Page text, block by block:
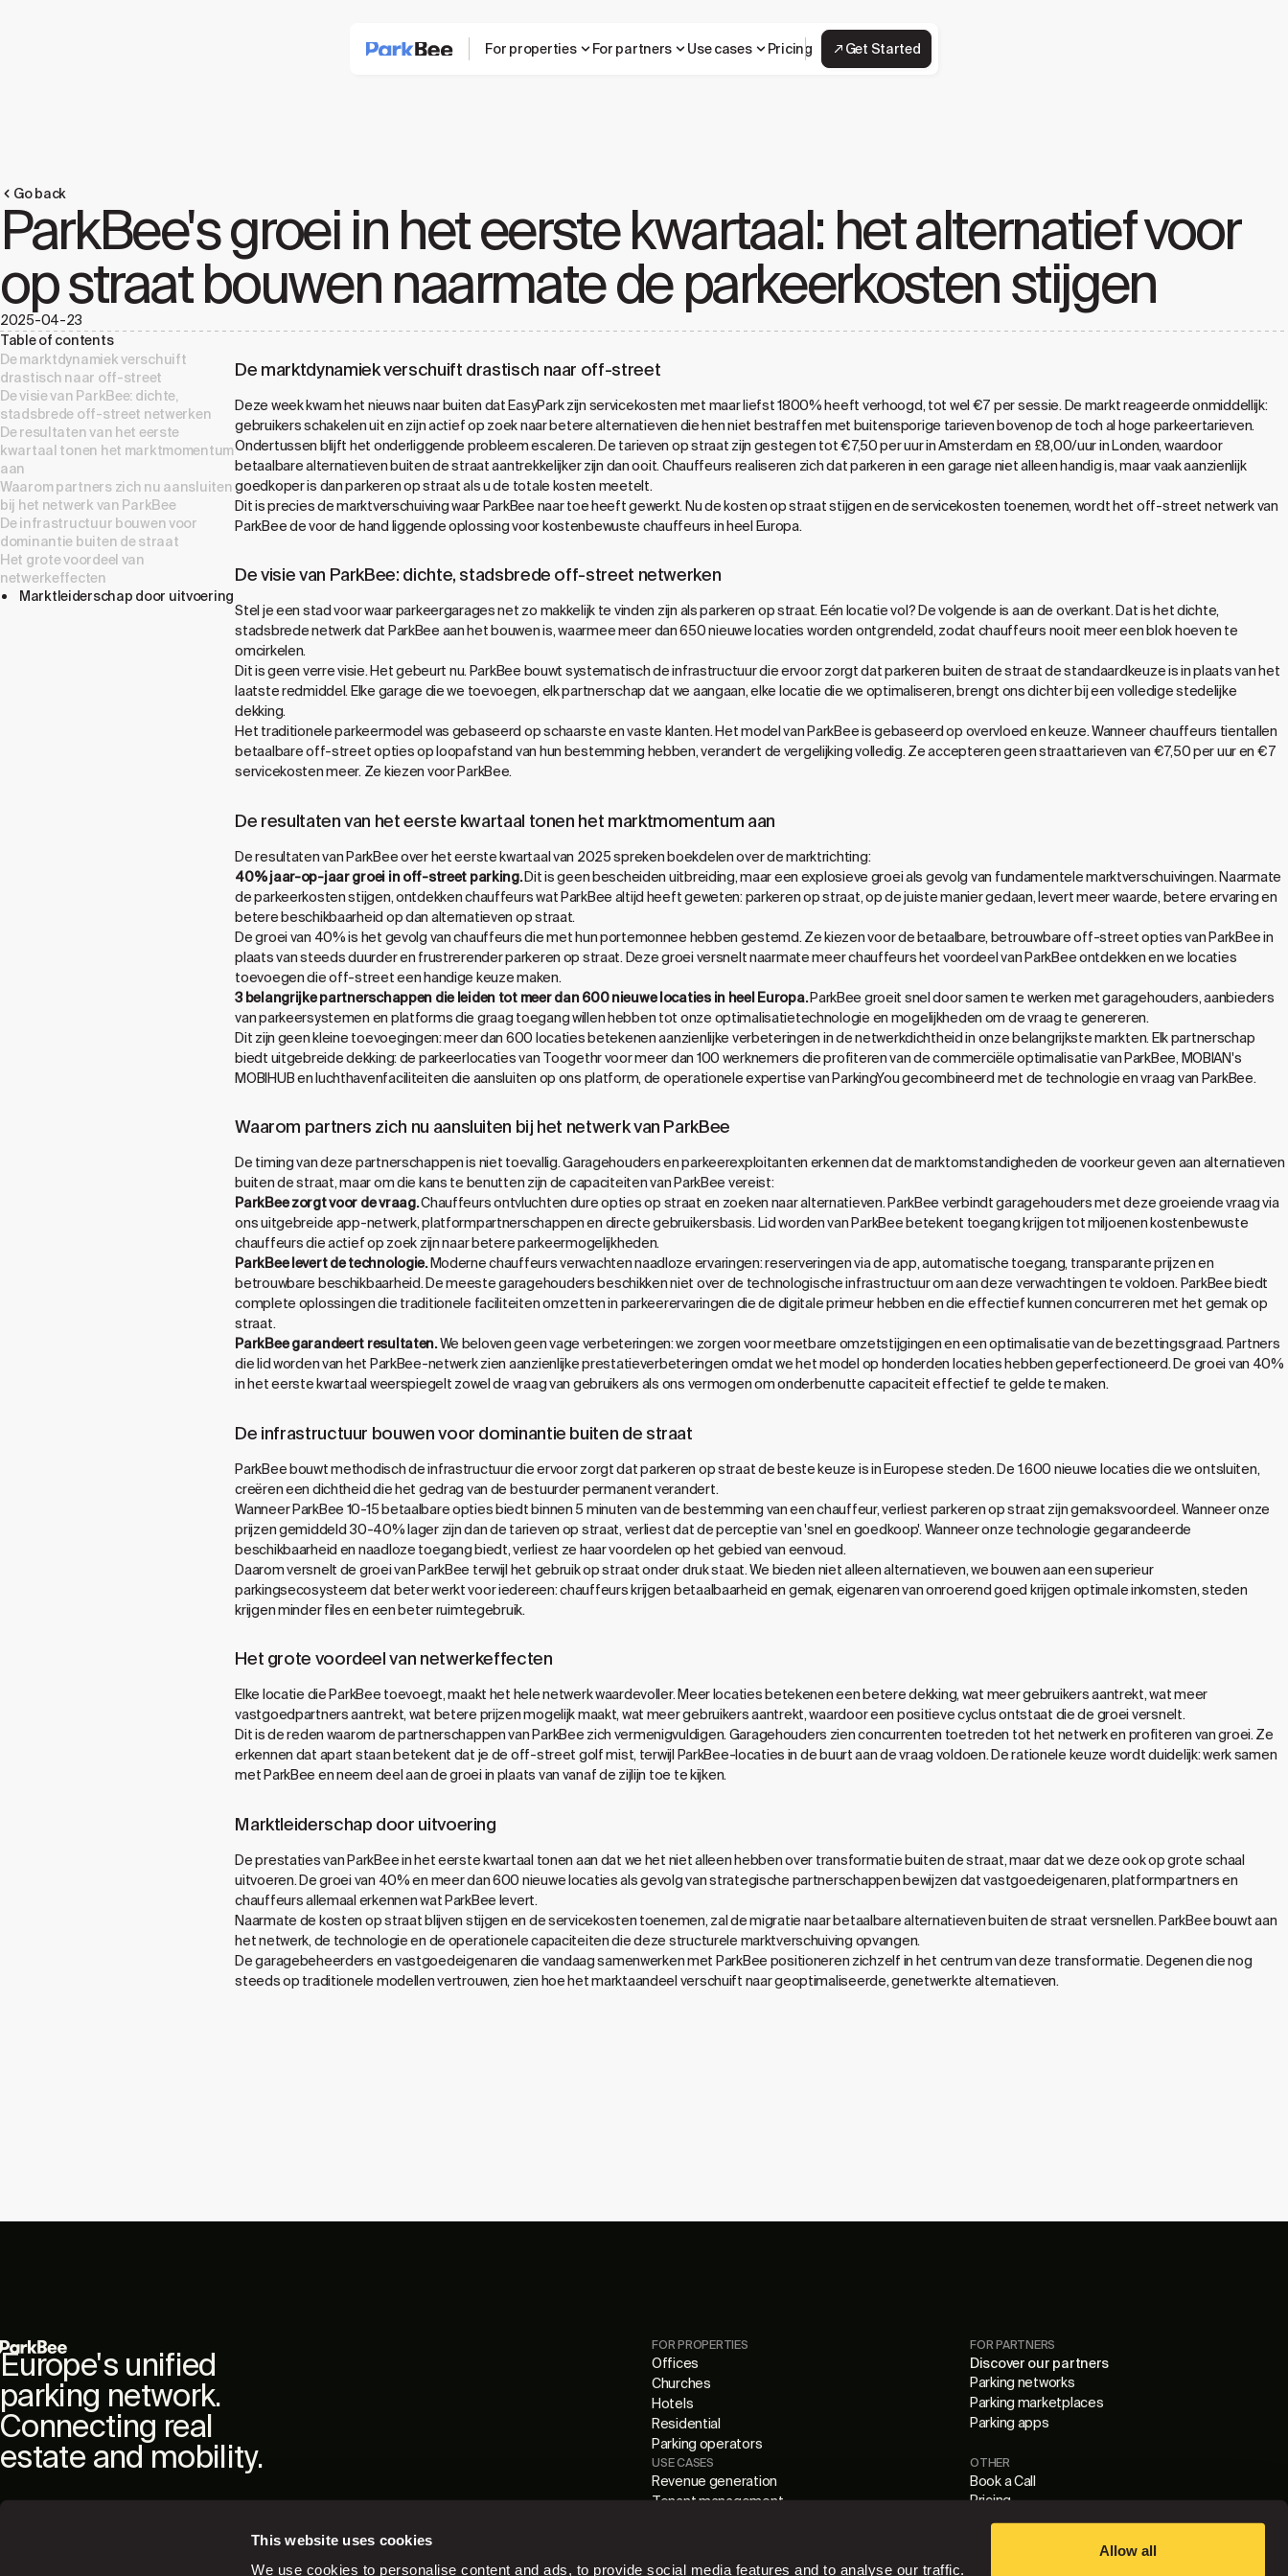
This website uses cookies
We use cookies to personalise content and ads, to provide social media features and to analyse our traffic.
Allow all
For properties For partners Use cases Pricing Get Started
Go back
ParkBee's groei in het eerste kwartaal: het alternatief voor
op straat bouwen naarmate de parkeerkosten stijgen
2025-04-23
Table of contents
De marktdynamiek verschuift
drastisch naar off-street
De visie van ParkBee: dichte,
stadsbrede off-street netwerken
De resultaten van het eerste
kwartaal tonen het marktmomentum
aan
Waarom partners zich nu aansluiten
bij het netwerk van ParkBee
De infrastructuur bouwen voor
dominantie buiten de straat
Het grote voordeel van
netwerkeffecten
Marktleiderschap door uitvoering
De marktdynamiek verschuift drastisch naar off-street
Deze week kwam het nieuws naar buiten dat EasyPark zijn servicekosten met maar liefst 1800% heeft verhoogd, tot wel €7 per sessie. De markt reageerde onmiddellijk:
gebruikers schakelen uit en zijn actief op zoek naar betere alternatieven die hen niet bestraffen met buitensporige tarieven bovenop de toch al hoge parkeertarieven.
Ondertussen blijft het onderliggende probleem escaleren. De tarieven op straat zijn gestegen tot €7,50 per uur in Amsterdam en £8,00/uur in Londen, waardoor
betaalbare alternatieven buiten de straat aantrekkelijker zijn dan ooit. Chauffeurs realiseren zich dat parkeren in een garage niet alleen handig is, maar vaak aanzienlijk
goedkoper is dan parkeren op straat als u de totale kosten meetelt.
Dit is precies de marktverschuiving waar ParkBee naar toe heeft gewerkt. Nu de kosten op straat stijgen en de servicekosten toenemen, wordt het off-street netwerk van
ParkBee de voor de hand liggende oplossing voor kostenbewuste chauffeurs in heel Europa.
De visie van ParkBee: dichte, stadsbrede off-street netwerken
Stel je een stad voor waar parkeergarages net zo makkelijk te vinden zijn als parkeren op straat. Eén locatie vol? De volgende is aan de overkant. Dat is het dichte,
stadsbrede netwerk dat ParkBee aan het bouwen is, waarmee meer dan 650 nieuwe locaties worden ontgrendeld, zodat chauffeurs nooit meer een blok hoeven te
omcirkelen.
Dit is geen verre visie. Het gebeurt nu. ParkBee bouwt systematisch de infrastructuur die ervoor zorgt dat parkeren buiten de straat de standaardkeuze is in plaats van het
laatste redmiddel. Elke garage die we toevoegen, elk partnerschap dat we aangaan, elke locatie die we optimaliseren, brengt ons dichter bij een volledige stedelijke
dekking.
Het traditionele parkeermodel was gebaseerd op schaarste en vaste klanten. Het model van ParkBee is gebaseerd op overvloed en keuze. Wanneer chauffeurs tientallen
betaalbare off-street opties op loopafstand van hun bestemming hebben, verandert de vergelijking volledig. Ze accepteren geen straattarieven van €7,50 per uur en €7
servicekosten meer. Ze kiezen voor ParkBee.
De resultaten van het eerste kwartaal tonen het marktmomentum aan
De resultaten van ParkBee over het eerste kwartaal van 2025 spreken boekdelen over de marktrichting:
40% jaar-op-jaar groei in off-street parking.Dit is geen bescheiden uitbreiding, maar een explosieve groei als gevolg van fundamentele marktverschuivingen. Naarmate
de parkeerkosten stijgen, ontdekken chauffeurs wat ParkBee altijd heeft geweten: parkeren op straat, op de juiste manier gedaan, levert meer waarde, betere ervaring en
betere beschikbaarheid op dan alternatieven op straat.
De groei van 40% is het gevolg van chauffeurs die met hun portemonnee hebben gestemd. Ze kiezen voor de betaalbare, betrouwbare off-street opties van ParkBee in
plaats van steeds duurder en frustrerender parkeren op straat. Deze groei versnelt naarmate meer chauffeurs het voordeel van ParkBee ontdekken en we locaties
toevoegen die off-street een handige keuze maken.
3 belangrijke partnerschappen die leiden tot meer dan 600 nieuwe locaties in heel Europa.ParkBee groeit snel door samen te werken met garagehouders, aanbieders
van parkeersystemen en platforms die graag toegang willen hebben tot onze optimalisatietechnologie en mogelijkheden om de vraag te genereren.
Dit zijn geen kleine toevoegingen: meer dan 600 locaties betekenen aanzienlijke verbeteringen in de netwerkdichtheid in onze belangrijkste markten. Elk partnerschap
biedt uitgebreide dekking: de parkeerlocaties van Toogethr voor meer dan 100 werknemers die profiteren van de commerciële optimalisatie van ParkBee, MOBIAN's
MOBIHUB en luchthavenfaciliteiten die aansluiten op ons platform, de operationele expertise van ParkingYou gecombineerd met de technologie en vraag van ParkBee.
Waarom partners zich nu aansluiten bij het netwerk van ParkBee
De timing van deze partnerschappen is niet toevallig. Garagehouders en parkeerexploitanten erkennen dat de marktomstandigheden de voorkeur geven aan alternatieven
buiten de straat, maar om die kans te benutten zijn de capaciteiten van ParkBee vereist:
ParkBee zorgt voor de vraag.Chauffeurs ontvluchten dure opties op straat en zoeken naar alternatieven. ParkBee verbindt garagehouders met deze groeiende vraag via
ons uitgebreide app-netwerk, platformpartnerschappen en directe gebruikersbasis. Lid worden van ParkBee betekent toegang krijgen tot miljoenen kostenbewuste
chauffeurs die actief op zoek zijn naar betere parkeermogelijkheden.
ParkBee levert de technologie.Moderne chauffeurs verwachten naadloze ervaringen: reserveringen via de app, automatische toegang, transparante prijzen en
betrouwbare beschikbaarheid. De meeste garagehouders beschikken niet over de technologische infrastructuur om aan deze verwachtingen te voldoen. ParkBee biedt
complete oplossingen die traditionele faciliteiten omzetten in parkeerervaringen die de digitale primeur hebben en die effectief kunnen concurreren met het gemak op
straat.
ParkBee garandeert resultaten.We beloven geen vage verbeteringen: we zorgen voor meetbare omzetstijgingen en een optimalisatie van de bezettingsgraad. Partners
die lid worden van het ParkBee-netwerk zien aanzienlijke prestatieverbeteringen omdat we het model op honderden locaties hebben geperfectioneerd. De groei van 40%
in het eerste kwartaal weerspiegelt zowel de vraag van gebruikers als ons vermogen om onderbenutte capaciteit effectief te gelde te maken.
De infrastructuur bouwen voor dominantie buiten de straat
ParkBee bouwt methodisch de infrastructuur die ervoor zorgt dat parkeren op straat de beste keuze is in Europese steden. De 1.600 nieuwe locaties die we ontsluiten,
creëren een dichtheid die het gedrag van de bestuurder permanent verandert.
Wanneer ParkBee 10-15 betaalbare opties biedt binnen 5 minuten van de bestemming van een chauffeur, verliest parkeren op straat zijn gemaksvoordeel. Wanneer onze
prijzen gemiddeld 30-40% lager zijn dan de tarieven op straat, verliest dat de perceptie van 'snel en goedkoop'. Wanneer onze technologie gegarandeerde
beschikbaarheid en naadloze toegang biedt, verliest ze haar voordelen op het gebied van eenvoud.
Daarom versnelt de groei van ParkBee terwijl het gebruik op straat onder druk staat. We bieden niet alleen alternatieven, we bouwen aan een superieur
parkingsecosysteem dat beter werkt voor iedereen: chauffeurs krijgen betaalbaarheid en gemak, eigenaren van onroerend goed krijgen optimale inkomsten, steden
krijgen minder files en een beter ruimtegebruik.
Het grote voordeel van netwerkeffecten
Elke locatie die ParkBee toevoegt, maakt het hele netwerk waardevoller. Meer locaties betekenen een betere dekking, wat meer gebruikers aantrekt, wat meer
vastgoedpartners aantrekt, wat betere prijzen mogelijk maakt, wat meer gebruikers aantrekt, waardoor een positieve cyclus ontstaat die de groei versnelt.
Dit is de reden waarom de partnerschappen van ParkBee zich vermenigvuldigen. Garagehouders zien concurrenten toetreden tot het netwerk en profiteren van groei. Ze
erkennen dat apart staan betekent dat je de off-street golf mist, terwijl ParkBee-locaties in de buurt aan de vraag voldoen. De rationele keuze wordt duidelijk: werk samen
met ParkBee en neem deel aan de groei in plaats van vanaf de zijlijn toe te kijken.
Marktleiderschap door uitvoering
De prestaties van ParkBee in het eerste kwartaal tonen aan dat we het niet alleen hebben over transformatie buiten de straat, maar dat we deze ook op grote schaal
uitvoeren. De groei van 40% en meer dan 600 nieuwe locaties als gevolg van strategische partnerschappen bewijzen dat vastgoedeigenaren, platformpartners en
chauffeurs allemaal erkennen wat ParkBee levert.
Naarmate de kosten op straat blijven stijgen en de servicekosten toenemen, zal de migratie naar betaalbare alternatieven buiten de straat versnellen. ParkBee bouwt aan
het netwerk, de technologie en de operationele capaciteiten die deze structurele marktverschuiving opvangen.
De garagebeheerders en vastgoedeigenaren die vandaag samenwerken met ParkBee positioneren zichzelf in het centrum van deze transformatie. Degenen die nog
steeds op traditionele modellen vertrouwen, zien hoe het marktaandeel verschuift naar geoptimaliseerde, genetwerkte alternatieven.
Europe's unified
parking network.
Connecting real
estate and mobility.
FOR PROPERTIES
Offices
Churches
Hotels
Residential
Parking operators
FOR PARTNERS
Discover our partners
Parking networks
Parking marketplaces
Parking apps
USE CASES
Revenue generation
Tenant management
OTHER
Book a Call
Pricing
Blog
Data Processing Agreement